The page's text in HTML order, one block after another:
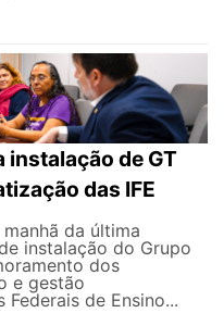
instalação de GT
das IFE
da última
instalação do Grupo
dos
e gestão
de Ensino...